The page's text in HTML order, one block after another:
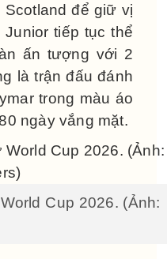
để giữ vị
tiếp tục thể
ấn tượng với 2
là trận đấu đánh
trong màu áo
ngày vắng mặt.
Cup 2026. (Ảnh: